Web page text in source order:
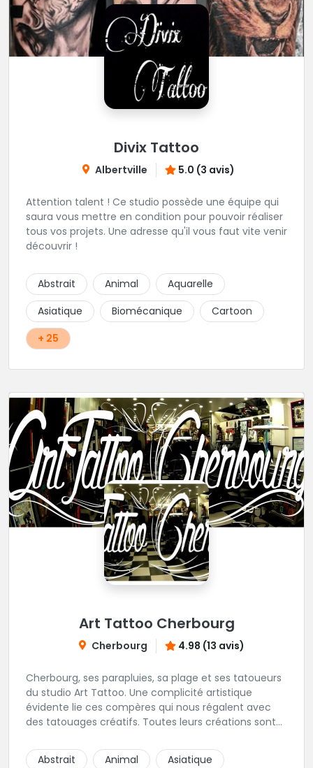
Divix Tattoo
Albertville 5.0 (3 avis)
Attention talent ! Ce studio possède une équipe qui
saura vous mettre en condition pour pouvoir réaliser
tous vos projets. Une adresse qu'il vous faut vite venir
découvrir !
Abstrait Animal
Aquarelle
Asiatique
Biomécanique
Cartoon
+ 25
Art Tattoo Cherbourg
Cherbourg 4.98 (13 avis)
Cherbourg, ses parapluies, sa plage et ses tatoueurs
du studio Art Tattoo. Une complicité artistique
évidente lie ces compères qui nous régalent avec
des tatouages créatifs. Toutes leurs créations sont
d'hygiène les plus strictes. Du new-school, du old
Abstrait Animal Asiatique